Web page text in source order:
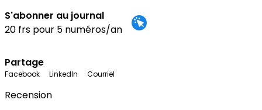
S'abonner au journal
20 frs pour 5 numéros/an
Partage
Facebook LinkedIn Courriel
Recension